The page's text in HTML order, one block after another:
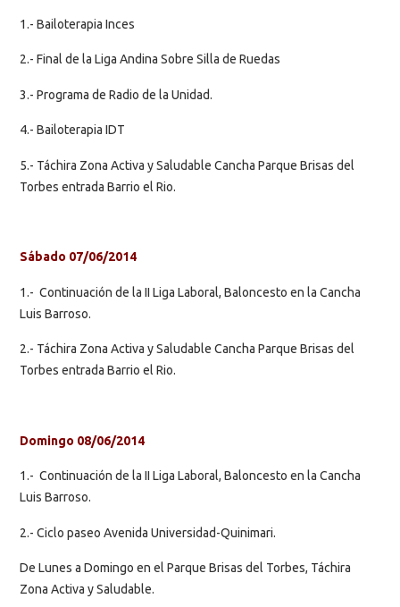
1.- Bailoterapia Inces
2.- Final de la Liga Andina Sobre Silla de Ruedas
3.- Programa de Radio de la Unidad.
4.- Bailoterapia IDT
5.- Táchira Zona Activa y Saludable Cancha Parque Brisas del
Torbes entrada Barrio el Rio.
Sábado 07/06/2014
1.- Continuación de la II Liga Laboral, Baloncesto en la Cancha
Luis Barroso.
2.- Táchira Zona Activa y Saludable Cancha Parque Brisas del
Torbes entrada Barrio el Rio.
Domingo 08/06/2014
1.- Continuación de la II Liga Laboral, Baloncesto en la Cancha
Luis Barroso.
2.- Ciclo paseo Avenida Universidad-Quinimari.
De Lunes a Domingo en el Parque Brisas del Torbes, Táchira
Zona Activa y Saludable.